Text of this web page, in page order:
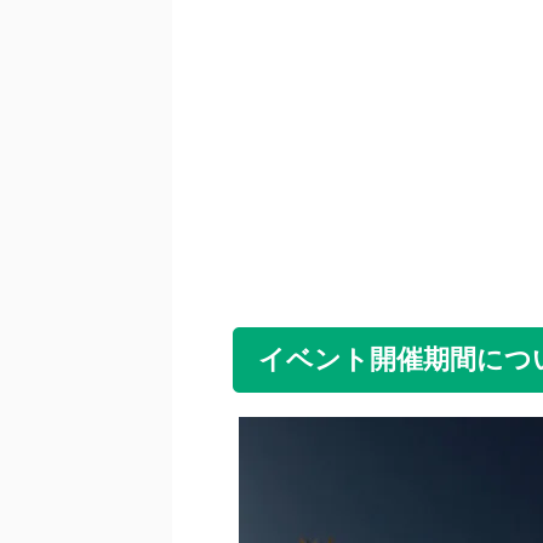
イベント開催期間につ